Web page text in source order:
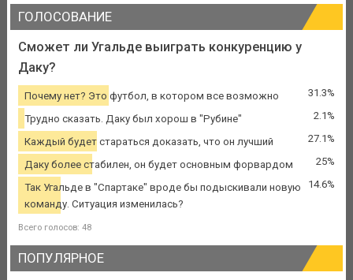
ГОЛОСОВАНИЕ
Сможет ли Угальде выиграть конкуренцию у
Даку?
Почему нет? Это футбол, в котором все возможно 31.3%
Трудно сказать. Даку был хорош в "Рубине" 2.1%
Каждый будет стараться доказать, что он лучший 27.1%
Даку более стабилен, он будет основным форвардом 25%
Так Угальде в "Спартаке" вроде бы подыскивали новую
команду. Ситуация изменилась?
14.6%
Всего голосов: 48
ПОПУЛЯРНОЕ